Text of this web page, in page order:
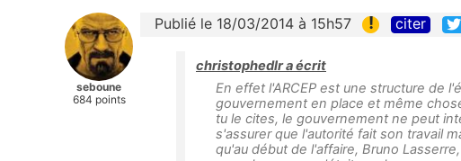
seboune
684 points
Publié le 18/03/2014 à 15h57 ! citer
christophedlr a écrit
En effet l'ARCEP est une structure de
gouvernement en place et même
tu le cites, le gouvernement ne peut
s'assurer que l'autorité fait son travail
qu'au début de l'affaire, Bruno